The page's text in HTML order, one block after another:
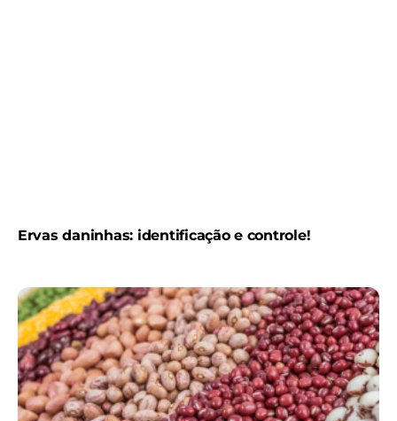
Ervas daninhas: identificação e controle!